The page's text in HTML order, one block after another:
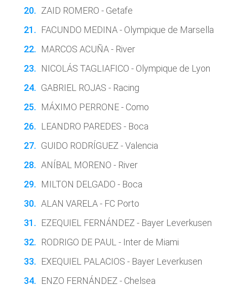
ZAID ROMERO - Getafe
FACUNDO MEDINA - Olympique de Marsella
MARCOS ACUÑA - River
NICOLÁS TAGLIAFICO - Olympique de Lyon
GABRIEL ROJAS - Racing
MÁXIMO PERRONE - Como
LEANDRO PAREDES - Boca
GUIDO RODRÍGUEZ - Valencia
ANÍBAL MORENO - River
MILTON DELGADO - Boca
ALAN VARELA - FC Porto
EZEQUIEL FERNÁNDEZ - Bayer Leverkusen
RODRIGO DE PAUL - Inter de Miami
EXEQUIEL PALACIOS - Bayer Leverkusen
ENZO FERNÁNDEZ - Chelsea